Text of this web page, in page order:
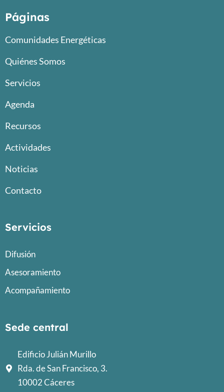
Páginas
Comunidades Energéticas
Quiénes Somos
Servicios
Agenda
Recursos
Actividades
Noticias
Contacto
Servicios
Difusión
Asesoramiento
Acompañamiento
Sede central
Edificio Julián Murillo
Rda. de San Francisco, 3.
10002 Cáceres